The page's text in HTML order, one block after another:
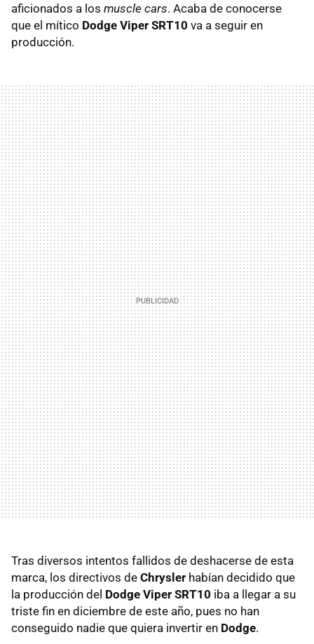
aficionados a los muscle cars. Acaba de conocerse
que el mítico Dodge Viper SRT10 va a seguir en
producción.
Tras diversos intentos fallidos de deshacerse de esta
marca, los directivos de Chrysler habían decidido que
la producción del Dodge Viper SRT10 iba a llegar a su
triste fin en diciembre de este año, pues no han
conseguido nadie que quiera invertir en Dodge.